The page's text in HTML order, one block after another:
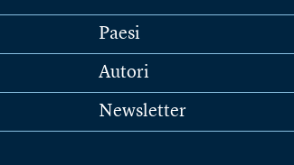
Paesi
Autori
Newsletter